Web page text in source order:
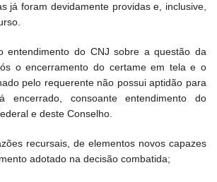
já foram devidamente providas e, inclusive,
entendimento do CNJ sobre a questão da
o encerramento do certame em tela e o
pelo requerente não possui aptidão para
encerrado, consoante entendimento do
e deste Conselho.
recursais, de elementos novos capazes
adotado na decisão combatida;